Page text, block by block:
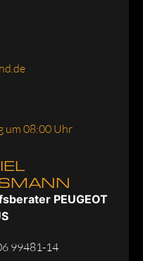
um 08:00 Uhr
PEUGEOT
99481-14